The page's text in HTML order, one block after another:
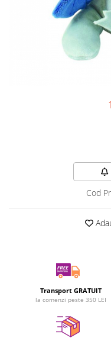
Jucarii dentitie
Jucarii Senzoriale
Teatru de papusi
Tempera și acuarele
Cod
Transport GRATUIT
la comenzi peste 350 LEI